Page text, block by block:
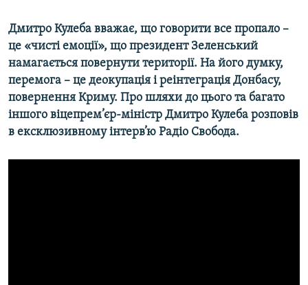
Дмитро Кулеба вважає, що говорити все пропало –
це «чисті емоції», що президент Зеленський
намагається повернути території. На його думку,
перемога – це деокупація і реінтеграція Донбасу,
повернення Криму. Про шляхи до цього та багато
іншого віцепрем’єр-міністр Дмитро Кулеба розповів
в ексклюзивному інтерв’ю Радіо Свобода.